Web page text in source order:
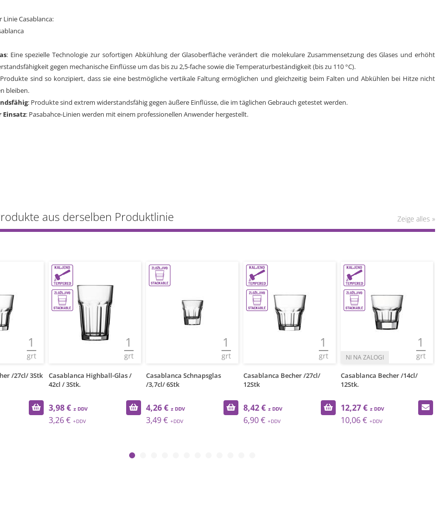
Linie Casablanca:
: Eine spezielle Technologie zur sofortigen Abkühlung der Glasoberfläche verändert die molekulare Zusammensetzung des Glases und erhöht
gegen mechanische Einflüsse um das bis zu 2,5-fache sowie die Temperaturbeständigkeit (bis zu 110 °C).
sind so konzipiert, dass sie eine bestmögliche vertikale Faltung ermöglichen und gleichzeitig beim Falten und Abkühlen bei Hitze nicht
bleiben.
: Produkte sind extrem widerstandsfähig gegen äußere Einflüsse, die im täglichen Gebrauch getestet werden.
Einsatz: Pasabahce-Linien werden mit einem professionellen Anwender hergestellt.
aus derselben Produktlinie Zeige alles »
1
grt
/27cl/ 3Stk
1
grt
Casablanca Highball-Glas /
42cl / 3Stk.
3,98 €
3,26 €
1
grt
Casablanca Schnapsglas
/3,7cl/ 6Stk
4,26 €
3,49 €
1
grt
Casablanca Becher /27cl/
12Stk
8,42 €
6,90 €
1
grt
Casablanca Becher /14cl/
12Stk.
12,27 €
10,06 €